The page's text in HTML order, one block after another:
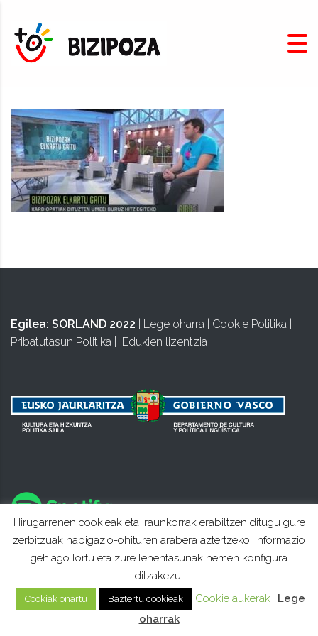
Egilea: SORLAND 2022 Lege oharra Cookie Politika
Pribatutasun Politika
Edukien lizentzia
Hirugarrenen cookieak eta iraunkorrak erabiltzen ditugu gure
zerbitzuak nabigazio-ohituren arabera aztertzeko. Informazio
gehiago lortu eta zure lehentasunak hemen konfigura
ditzakezu.
Cookiak onartu Baztertu cookieak Cookie aukerak
Lege
oharrak